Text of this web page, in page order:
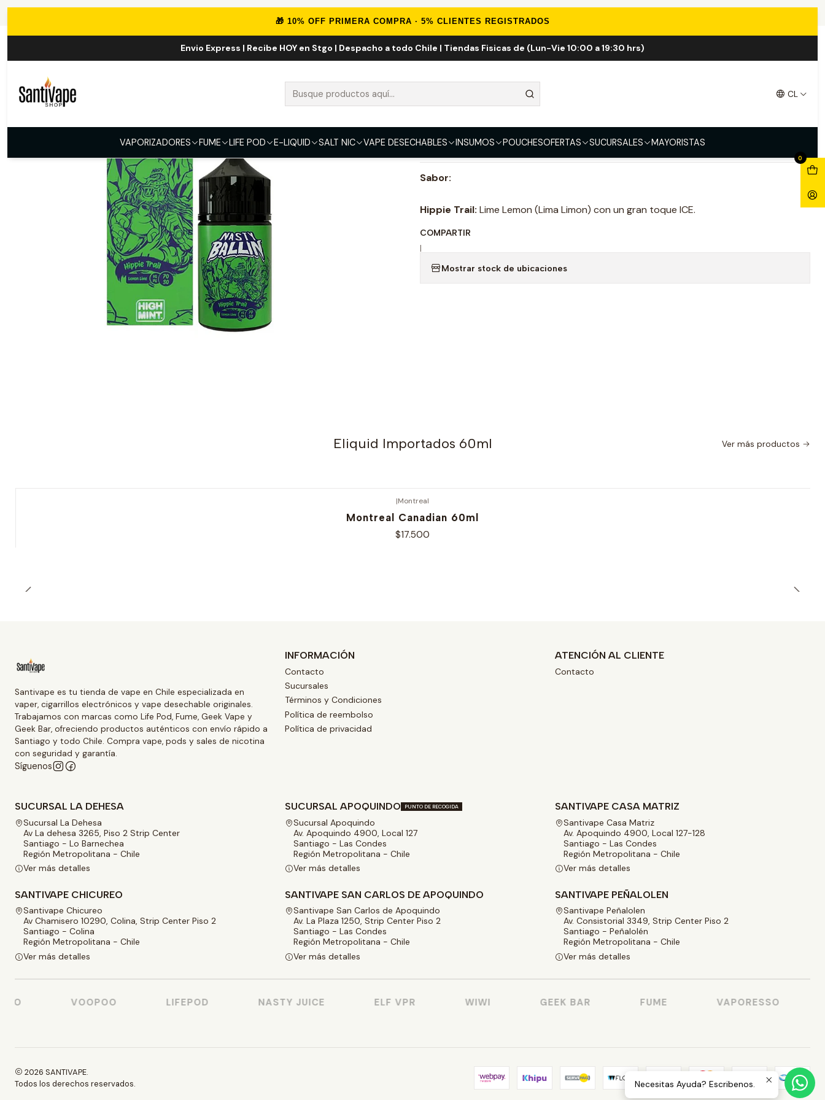
🎁 10% OFF PRIMERA COMPRA · 5% CLIENTES REGISTRADOS
Envio Express | Recibe HOY en Stgo | Despacho a todo Chile | Tiendas Fisicas de (Lun-Vie 10:00 a 19:30 hrs)
CL
VAPORIZADORES FUME LIFE POD E-LIQUID SALT NIC VAPE DESECHABLES INSUMOS POUCHESOFERTAS SUCURSALES MAYORISTAS
0
Hippie Trail High Mint 60ml
0mg 3mg 6mg
Sabor:
Hippie Trail: Lime Lemon (Lima Limon) con un gran toque ICE.
COMPARTIR
|
Mostrar stock de ubicaciones
Eliquid Importados 60ml Ver más productos
|Montreal
Montreal Canadian 60ml
$17.500
Santivape es tu tienda de vape en Chile especializada en
vaper, cigarrillos electrónicos y vape desechable originales.
Trabajamos con marcas como Life Pod, Fume, Geek Vape y
Geek Bar, ofreciendo productos auténticos con envío rápido a
Santiago y todo Chile. Compra vape, pods y sales de nicotina
con seguridad y garantía.
Síguenos
INFORMACIÓN
Contacto
Sucursales
Términos y Condiciones
Política de reembolso
Política de privacidad
ATENCIÓN AL CLIENTE
Contacto
SUCURSAL LA DEHESA
Sucursal La Dehesa
Av La dehesa 3265, Piso 2 Strip Center
Santiago - Lo Barnechea
Región Metropolitana - Chile
Ver más detalles
SUCURSAL APOQUINDO PUNTO DE RECOGIDA
Sucursal Apoquindo
Av. Apoquindo 4900, Local 127
Santiago - Las Condes
Región Metropolitana - Chile
Ver más detalles
SANTIVAPE CASA MATRIZ
Santivape Casa Matriz
Av. Apoquindo 4900, Local 127-128
Santiago - Las Condes
Región Metropolitana - Chile
Ver más detalles
SANTIVAPE CHICUREO
Santivape Chicureo
Av Chamisero 10290, Colina, Strip Center Piso 2
Santiago - Colina
Región Metropolitana - Chile
Ver más detalles
SANTIVAPE SAN CARLOS DE APOQUINDO
Santivape San Carlos de Apoquindo
Av. La Plaza 1250, Strip Center Piso 2
Santiago - Las Condes
Región Metropolitana - Chile
Ver más detalles
SANTIVAPE PEÑALOLEN
Santivape Peñalolen
Av. Consistorial 3349, Strip Center Piso 2
Santiago - Peñalolén
Región Metropolitana - Chile
Ver más detalles
VOOPOO LIFEPOD NASTY JUICE ELF VPR WIWI GEEK BAR FUME VAPORESSO
2026 SANTIVAPE.
Todos los derechos reservados.
Necesitas Ayuda? Escribenos.